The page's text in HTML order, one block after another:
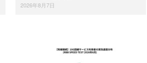
2026年8月7日